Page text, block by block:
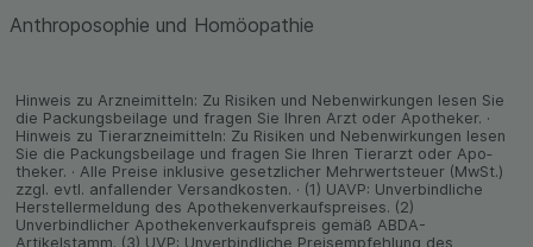
Anthroposophie und Homöopathie
Hinweis zu Arzneimitteln: Zu Risiken und Neben­wirkungen lesen Sie
die Packungs­beilage und fragen Sie Ihren Arzt oder Apo­theker. ·
Hinweis zu Tier­arz­nei­mitteln: Zu Risiken und Neben­wirkungen lesen
Sie die Packungs­beilage und fragen Sie Ihren Tier­arzt oder Apo­
theker. · Alle Preise inklusive gesetz­licher Mehrwertsteuer (MwSt.)
zzgl. evtl. anfallender Versand­kosten. · (1) UAVP: Unverbindliche
Herstellermeldung des Apothekenverkaufspreises. (2)
Unverbindlicher Apothekenverkaufspreis gemäß ABDA-
Artikelstamm. (3) UVP: Unverbindliche Preisempfehlung des